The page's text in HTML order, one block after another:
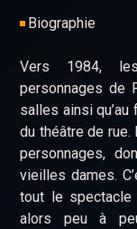
Biographie
Vers 1984,
personnages de
salles ainsi
du théâtre de
personnages,
vieilles dames.
tout le spectacle
alors peu à